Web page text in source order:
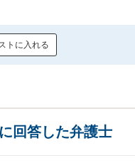
トに入れる
回答した弁護士